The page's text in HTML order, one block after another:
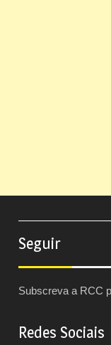
Seguir
Subscreva a RCC
Redes Sociais